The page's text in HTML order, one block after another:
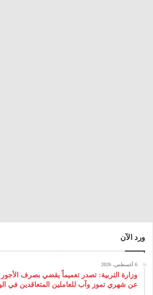
ورد الآن
6 أغسطس، 2026
وزارة التربية: تصدر تعميماً يقضي بصرف
عن شهري تموز وآب للعاملين المتعاقدين في